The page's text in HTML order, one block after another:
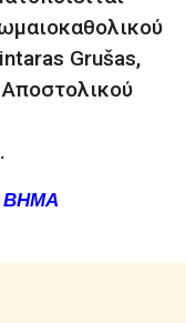
Grušas,
ΒΗΜΑ